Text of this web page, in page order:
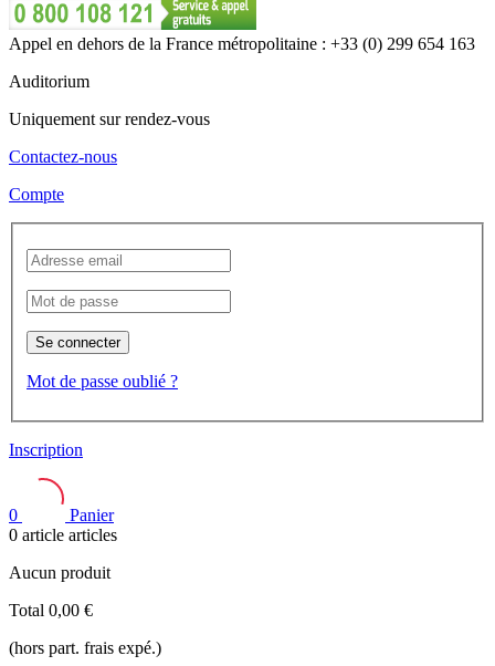
Appel en dehors de la France métropolitaine : +33 (0) 299 654 163
Auditorium
Uniquement sur rendez-vous
Contactez-nous
Compte
Se connecter
Mot de passe oublié ?
Inscription
0
Panier
0 article articles
Aucun produit
Total 0,00 €
(hors part. frais expé.)